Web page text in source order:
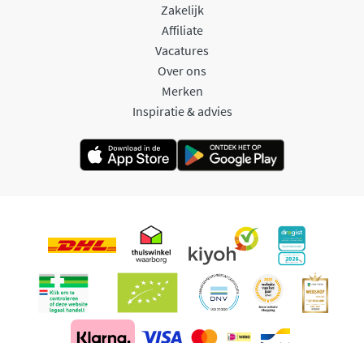
Zakelijk
Affiliate
Vacatures
Over ons
Merken
Inspiratie & advies